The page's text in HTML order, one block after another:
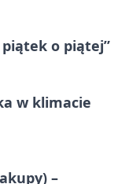
piątek o piątej”
w klimacie
–